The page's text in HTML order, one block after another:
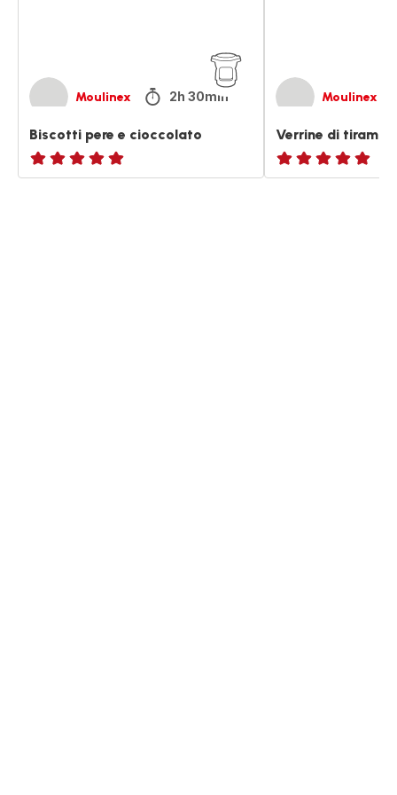
Moulinex 2h 30min
Biscotti pere e cioccolato
ratings.NaN
Moulinex
Verrine di tiramisù
ratings.NaN